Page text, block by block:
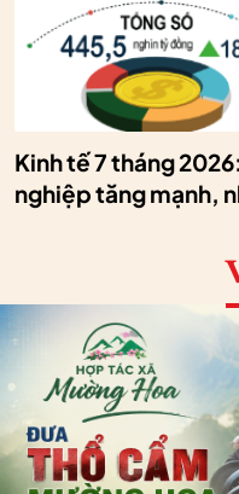
Kinh tế 7 tháng
nghiệp tăng mạnh,